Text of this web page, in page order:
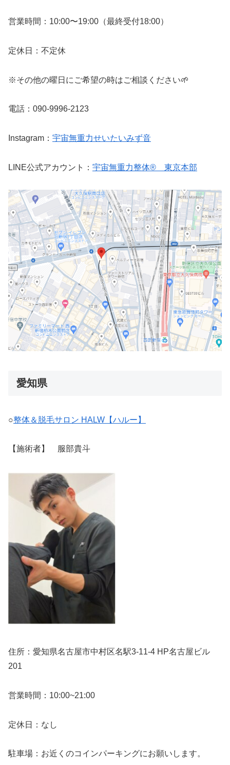
営業時間：10:00〜19:00（最終受付18:00）
定休日：不定休
※その他の曜日にご希望の時はご相談ください🌱
電話：090-9996-2123
Instagram： 宇宙無重力せいたいみず音
LINE公式アカウント： 宇宙無重力整体® 東京本部
愛知県
○整体＆脱毛サロン HALW【ハルー】
【施術者】 服部貴斗
住所：愛知県名古屋市中村区名駅3-11-4 HP名古屋ビル
201
営業時間：10:00~21:00
定休日：なし
駐車場：お近くのコインパーキングにお願いします。